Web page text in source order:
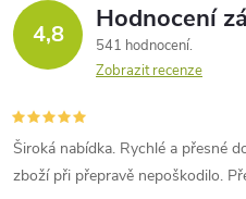
4,8 Hodnocení
541 hodnocení
Zobrazit recenze
Široká nabídka. Rychlé a přesné
zboží při přepravě nepoškodilo.